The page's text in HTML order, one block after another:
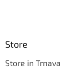
Store
Store in Trnava